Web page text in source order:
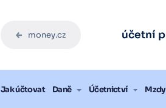
money.cz účetní
Blog
Jak účtovat Daně
Ebook:
Účetnictví
Ebook:
Ebook:
Ebook:
Ebook:
Ebook: